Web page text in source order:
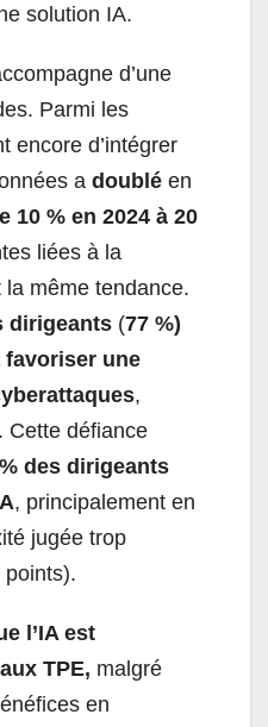
solution IA.
d’une
Parmi les
encore d’intégrer
a doublé en
10 % en 2024 à 20
liées à la
même tendance.
dirigeants (77 %)
favoriser une
,
Cette défiance
des dirigeants
, principalement en
jugée trop
l’IA est
TPE, malgré
en